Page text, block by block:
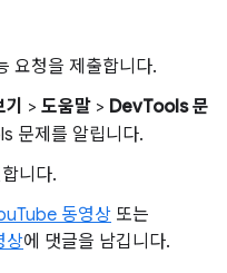
요청을 제출합니다.
> 도움말 > DevTools 문
문제를 알립니다.
니다.
동영상 또는
상에 댓글을 남깁니다.